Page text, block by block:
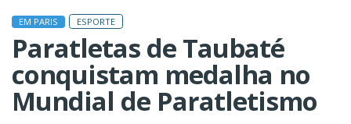
EM PARIS ESPORTE
Paratletas de Taubaté
conquistam medalha no
Mundial de Paratletismo